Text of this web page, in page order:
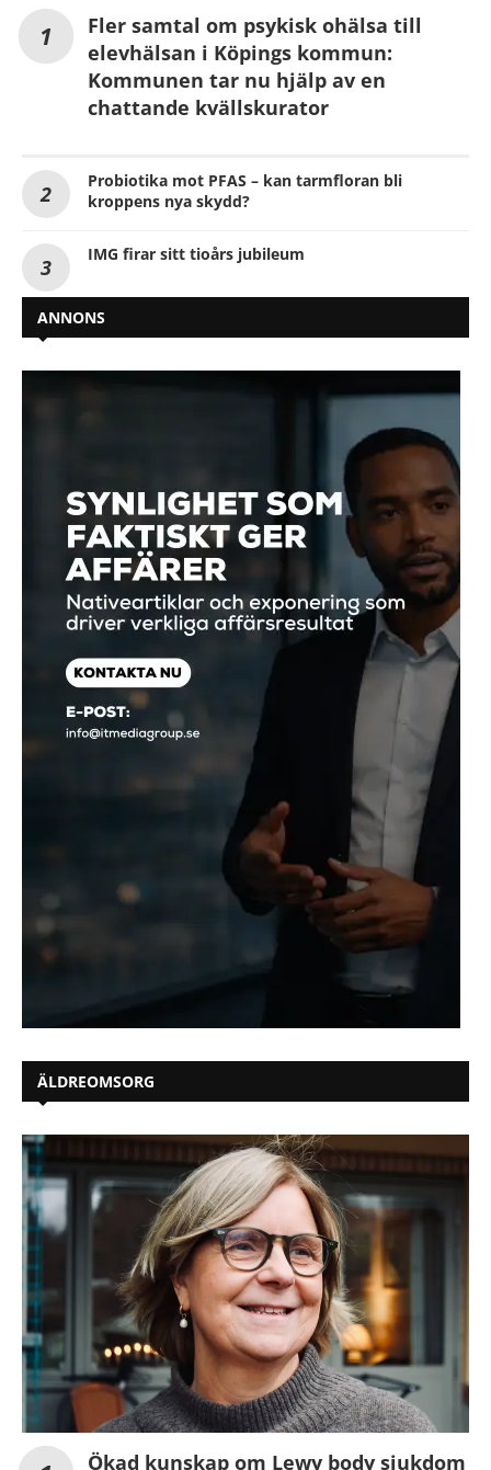
Fler samtal om psykisk ohälsa till
elevhälsan i Köpings kommun:
Kommunen tar nu hjälp av en
chattande kvällskurator
Probiotika mot PFAS – kan tarmfloran bli
kroppens nya skydd?
IMG firar sitt tioårs jubileum
ANNONS
ÄLDREOMSORG
Ökad kunskap om Lewy body sjukdom